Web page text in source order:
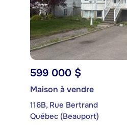
599 000 $
Maison à vendre
116B, Rue Bertrand
Québec (Beauport)